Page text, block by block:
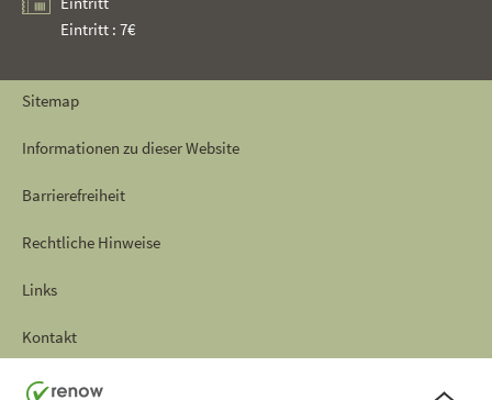
Eintritt : 7€
Sitemap
Informationen zu dieser Website
Barrierefreiheit
Rechtliche Hinweise
Links
Kontakt